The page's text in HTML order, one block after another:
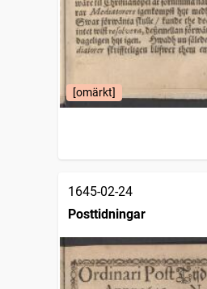
[omärkt]
1645-02-24
Posttidningar